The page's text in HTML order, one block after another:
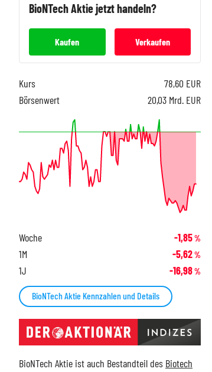
BioNTechAktie jetzt handeln?
Kaufen Verkaufen
Kurs 78,60 EUR
Börsenwert
20,03 Mrd. EUR
Woche -1,85%
1M -5,62%
1J -16,98%
BioNTech Aktie Kennzahlen und Details
BioNTech Aktie ist auch Bestandteil des Biotech